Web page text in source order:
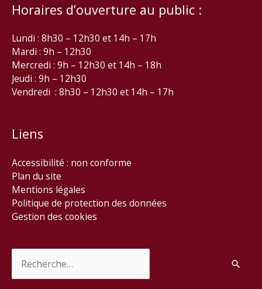
Horaires d’ouverture au public :
Lundi : 8h30 – 12h30 et 14h – 17h
Mardi : 9h – 12h30
Mercredi : 9h – 12h30 et 14h – 18h
Jeudi : 9h – 12h30
Vendredi : 8h30 – 12h30 et 14h – 17h
Liens
Accessibilité : non conforme
Plan du site
Mentions légales
Politique de protection des données
Gestion des cookies